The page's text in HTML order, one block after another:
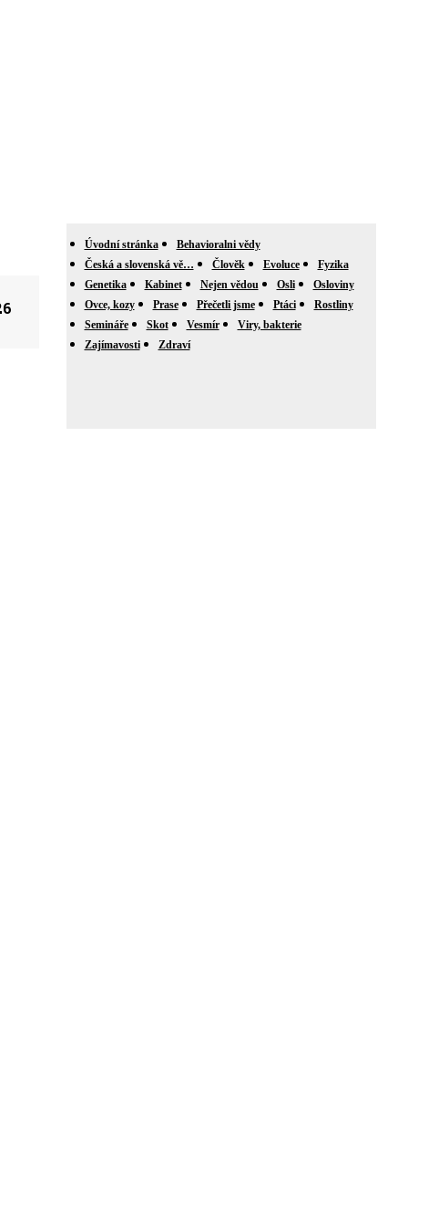
Úvodní stránka
Behavioralni vědy
Česká a slovenská vě…
Člověk Evoluce
Fyzika
Genetika
Kabinet Nejen vědou Osli
Osloviny
Ovce, kozy
Prase Přečetli jsme Ptáci
Rostliny
Semináře
Skot Vesmír
Viry, bakterie
Zajímavosti
Zdraví